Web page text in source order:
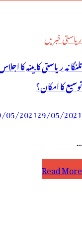
ریاستی خبریں
تلنگانہ ریاستی کابینہ کا
توسیع کا امکان؟
05/202129/05/2021
…
تلنگانہ
Read More